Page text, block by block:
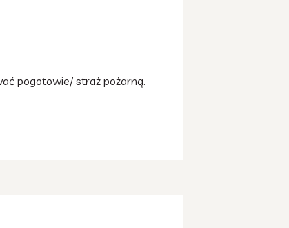
pogotowie/ straż pożarną.